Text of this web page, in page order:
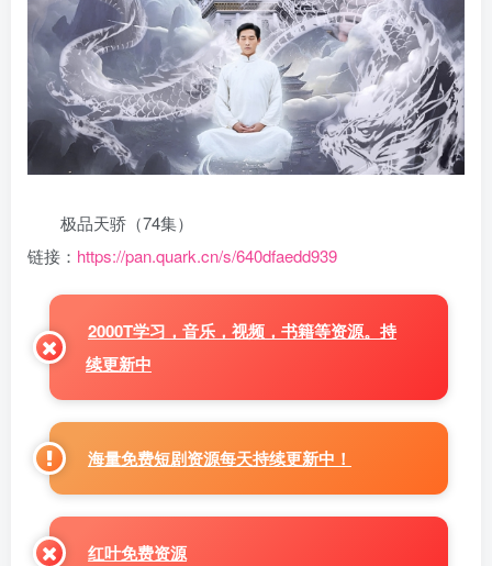
极品天骄（74集）
链接： https://pan.quark.cn/s/640dfaedd939
2000T学习，音乐，视频，书籍等资源。持
续更新中
海量免费短剧资源每天持续更新中！
红叶免费资源